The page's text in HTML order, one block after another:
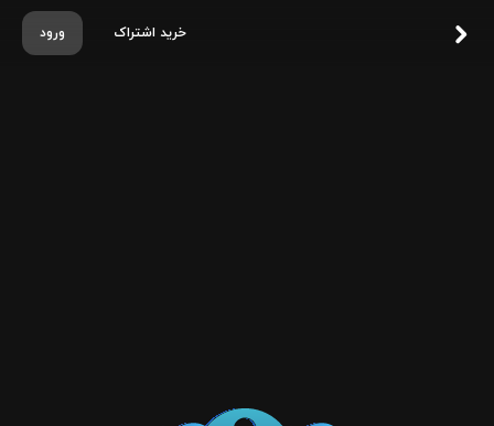
ورود خرید اشتراک